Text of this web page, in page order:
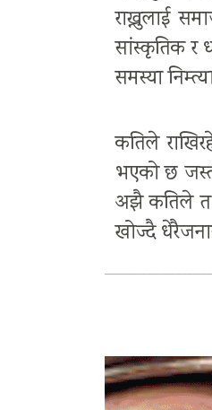
राख्नुलाई
सांस्कृतिक र
समस्या
कतिले
भएको छ
अझै कतिले त
खोज्दै